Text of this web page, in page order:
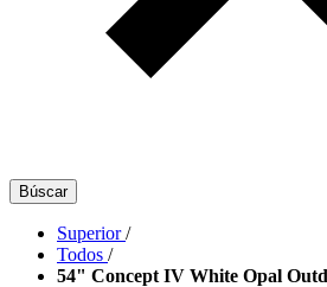
Búscar
Superior /
Todos /
54" Concept IV White Opal